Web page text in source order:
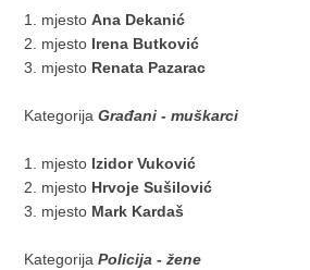
1. mjestoAna Dekanić
​2. mjesto Irena Butković
​3. mjesto Renata Pazarac
KategorijaGrađani - muškarci
1. mjesto Izidor Vuković
2. mjesto Hrvoje Sušilović
​3. mjesto Mark Kardaš
​KategorijaPolicija - žene